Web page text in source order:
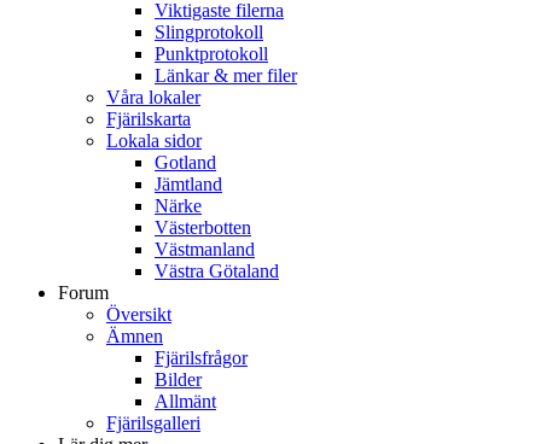
Viktigaste filerna
Slingprotokoll
Punktprotokoll
Länkar & mer filer
Våra lokaler
Fjärilskarta
Lokala sidor
Gotland
Jämtland
Närke
Västerbotten
Västmanland
Västra Götaland
Forum
Översikt
Ämnen
Fjärilsfrågor
Bilder
Allmänt
Fjärilsgalleri